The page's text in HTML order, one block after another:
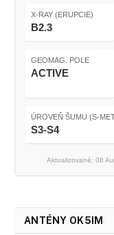
X-RAY (ERUPCIE)
B2.3
GEOMAG. POLE
ACTIVE
ÚROVEŇ ŠUMU (S-
S3-S4
Aktualizované: 08
ANTÉNY OK5IM